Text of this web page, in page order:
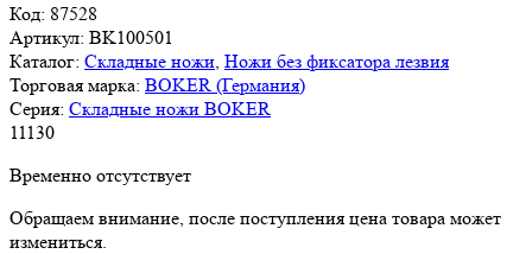
Код: 87528
Артикул: BK100501
Каталог: Складные ножи Ножи без фиксатора лезвия
Торговая марка: BOKER (Германия)
Серия: Складные ножи BOKER
11 130
Временно отсутствует
Обращаем внимание, после поступления цена товара может
измениться.